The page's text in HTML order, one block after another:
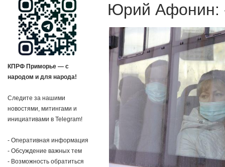
КПРФ Приморье — с
народом и для народа!
Следите за нашими
новостями, митингами и
инициативами в Telegram!
- Оперативная информация
- Обсуждение важных тем
- Возможность обратиться
Юрий Афонин: